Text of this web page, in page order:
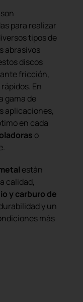
son
para realizar
tipos de
abrasivos
discos
fricción,
En
gama de
aplicaciones,
en cada
o
están
calidad,
y carburo de
y un
más